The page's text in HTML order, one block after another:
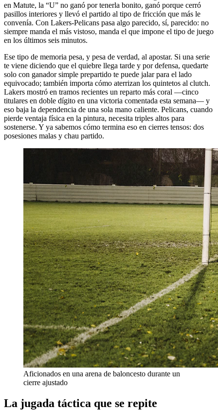
en Matute, la “U” no ganó por tenerla bonito, ganó porque cerró
pasillos interiores y llevó el partido al tipo de fricción que más le
convenía. Con Lakers-Pelicans pasa algo parecido, sí, parecido: no
siempre manda el más vistoso, manda el que impone el tipo de juego
en los últimos seis minutos.
Ese tipo de memoria pesa, y pesa de verdad, al apostar. Si una serie
te viene diciendo que el quiebre llega tarde y por defensa, quedarte
solo con ganador simple prepartido te puede jalar para el lado
equivocado; también importa cómo aterrizan los quintetos al clutch.
Lakers mostró en tramos recientes un reparto más coral —cinco
titulares en doble dígito en una victoria comentada esta semana— y
eso baja la dependencia de una sola mano caliente. Pelicans, cuando
pierde ventaja física en la pintura, necesita triples altos para
sostenerse. Y ya sabemos cómo termina eso en cierres tensos: dos
posesiones malas y chau partido.
Aficionados en una arena de baloncesto durante un
cierre ajustado
La jugada táctica que se repite